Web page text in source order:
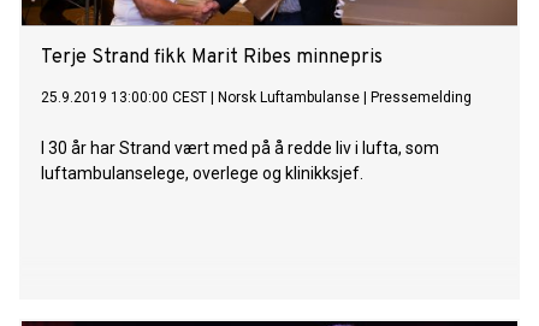
Terje Strand fikk Marit Ribes minnepris
25.9.2019 13:00:00 CEST Norsk Luftambulanse Pressemelding
I 30 år har Strand vært med på å redde liv i lufta, som
luftambulanselege, overlege og klinikksjef.